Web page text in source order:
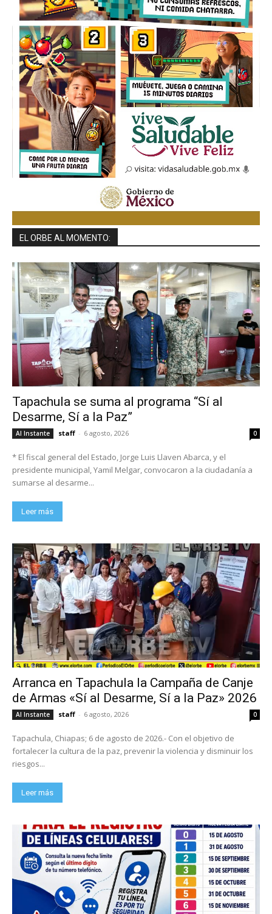
EL ORBE AL MOMENTO:
Tapachula se suma al programa “Sí al
Desarme, Sí a la Paz”
Al Instante staff - 6 agosto, 2026 0
* El fiscal general del Estado, Jorge Luis Llaven Abarca, y el
presidente municipal, Yamil Melgar, convocaron a la ciudadanía a
sumarse al desarme...
Leer más
Arranca en Tapachula la Campaña de Canje
de Armas «Sí al Desarme, Sí a la Paz» 2026
Al Instante staff - 6 agosto, 2026 0
Tapachula, Chiapas; 6 de agosto de 2026.- Con el objetivo de
fortalecer la cultura de la paz, prevenir la violencia y disminuir los
riesgos...
Leer más